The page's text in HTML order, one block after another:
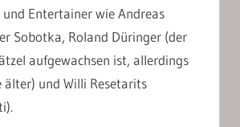
Entertainer wie Andreas
Sobotka, Roland Düringer (der
aufgewachsen ist, allerdings
älter) und Willi Resetarits